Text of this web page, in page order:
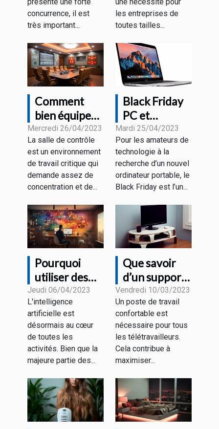
différentes
stratégies ?
concurrence, il est
très important...
les entreprises de
toutes tailles...
Comment
bien équiper
une salle de
contrôle pour
un bon
rendement ?
Mercredi 26/04/2023
La salle de contrôle
est un environnement
de travail critique qui
demande assez de
concentration et de...
Black Friday
PC et
MacBook : à
quoi
s’attendre
comme
promotions ?
Mardi 25/04/2023
Pour les amateurs de
technologie à la
recherche d’un nouvel
ordinateur portable, le
Black Friday est l’un...
Pourquoi
utiliser des
outils de
rédaction IA ?
Jeudi 06/04/2023
L'intelligence
artificielle est
désormais au cœur
de toutes les
activités. Bien que la
majeure partie des...
Que savoir
d’un support
pour un écran
PC ?
Vendredi 10/03/2023
Un poste de travail
confortable est
nécessaire pour tous
les télétravailleurs.
Cela contribue à
maximiser...